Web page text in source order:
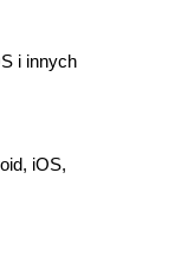
i innych
iOS,